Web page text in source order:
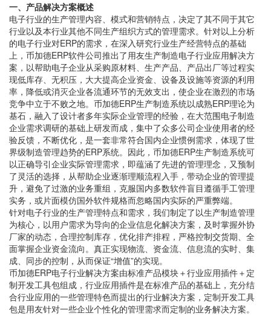
一、产品解决方案概述
电子行业的生产管理内容、模式和营销特点，决定了其不同于其它
行业以及本行业其他不同生产组织方式的管理需求。针对以上分析
的电子行业对ERP的需求，在深入研究行业生产经营特点的基础
上，币加德ERP软件公司推出了用友生产制造电子行业应用解决方
案，以帮助电子企业从采购原材料、生产产品、产品出厂等过程实
现低库存、无积压，大大提高企业资金、设备及设施等资源的利用
率，降低或消灭企业各流通环节的无效支出，使企业在激烈的市场
竞争中立于不败之地。币加德ERP生产制造系统以成熟ERP理论为
基石，融入了设计者多年实际企业管理的经验，在大范围电子制造
企业需求调研的基础上研发而成，集中了众多公司企业使用者的经
验反馈，不断优化，是一套非常符合国内企业惯例需求，体现了世
界级制造管理趋势的ERP系统。因此，币加德ERP生产制造系统可
以正确导引企业实际管理需求，即蕴涵了先进的管理理念，又预制
了灵活的选择，从帮助企业逐渐理顺流程入手，带动企业的管理提
升，避免了过激的业务重组，克服国内多数软件盲目遵循手工管理
实务，或片面模仿国外软件规格而忽略国内实际的严重弊端。
针对电子行业的生产管理特点和需求，我们制定了以生产制造管理
为核心，以用户需求为导向的企业信息化解决方案，及时掌握外协
厂家的动态，合理控制库存，优化排产排程，严格控制交货期、全
面掌握企业资金流向。真正实现物流、资金流、信息流的实时、集
成、同步的控制，从而保证“增值”的实现。
币加德ERP电子行业解决方案由标准产品模块＋行业应用插件＋定
制开发工具包组成，行业应用插件是在标准产品的基础上，充分结
合行业应用的一些管理特色而提出的行业解决方案，定制开发工具
包是用友针对一些企业个性化的管理需求而定制的业务解决方案。